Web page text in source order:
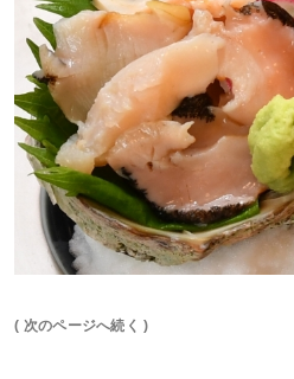
( 次のページへ続く )